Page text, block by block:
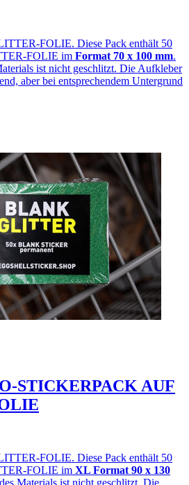
FOLIE. Diese Pack enthält 50
FOLIE im Format 70 x 100 mm.
ist nicht geschlitzt. Die Aufkleber
aber bei entsprechendem Untergrund
STICKERPACK AUF
FOLIE. Diese Pack enthält 50
FOLIE im XL Format 90 x 130